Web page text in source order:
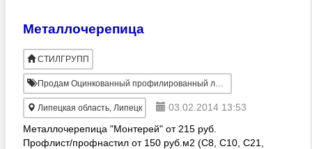
Металлочерепица
СТИЛГРУПП
Продам Оцинкованный профилированный лист
Липецкая область, Липецк
03.02.2014 13:53
Металлочерепица "Монтерей" от 215 руб.
Профлист/профнастил от 150 руб.м2 (С8, С10, С21,